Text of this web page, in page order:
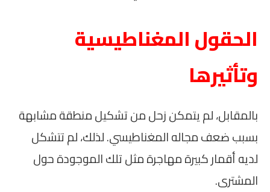
الحقول المغناطيسية
وتأثيرها
بالمقابل، لم يتمكن زحل من تشكيل منطقة مشابهة
بسبب ضعف مجاله المغناطيسي. لذلك، لم تتشكل
لديه أقمار كبيرة مهاجرة مثل تلك الموجودة حول
المشترى.